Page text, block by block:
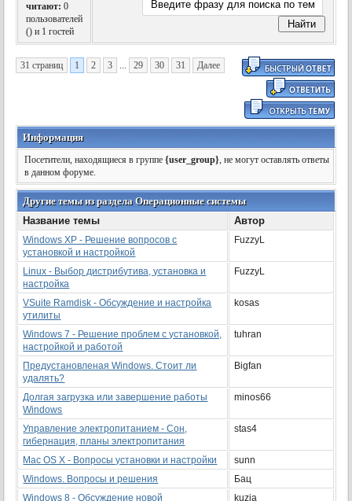
читают: 0
пользователей
() и 1 гостей
31 страниц 1 2 3 ... 29 30 31 Далее
Информация
Посетители, находящиеся в группе{user_group}, не могут оставлять ответы
в данном форуме.
Другие темы из раздела Операционные системы
Название темы
Автор
Windows ХР - Решение вопросов с
установкой и настройкой
FuzzyL
Linux - Выбор дистрибутива, установка и
настройка
FuzzyL
VSuite Ramdisk - Обсуждение и настройка
утилиты
kosas
Windows 7 - Решение проблем с установкой,
настройкой и работой
tuhran
Предустановленая Windows. Стоит ли
удалять?
Bigfan
Долгая загрузка или завершение работы
Windows
minos66
Управление электропитанием - Сон,
гибернация, планы электропитания
stas4
Mac OS X - Вопросы установки и настройки
sunn
Windows. Вопросы и решения
Бац
Windows 8 - Обсуждение новой
kuzia